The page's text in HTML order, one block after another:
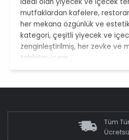
ideal olan yiyecek ve içecek
mutfaklardan kafelere,
her mekana özgünlük ve
kategori, çeşitli yiyecek ve
zenginleştirilmiş, her zevke ve
tabloları içerir.
Mekanlarınızı
çerçeveli kanvas tablolar,
alanlarınızı ve müşteri
Tüm